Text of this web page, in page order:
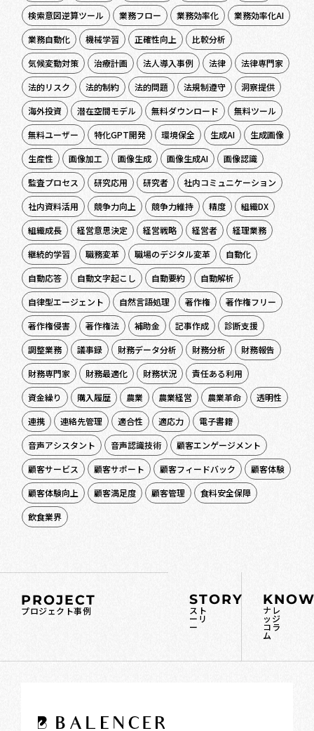
検索意図逆算ツール 業務フロー 業務効率化
業務効率化AI
業務自動化
機械学習 正確性向上
比較分析
気候変動対策
治療計画 法人導入事例 法律
法律専門家
法的リスク
法的制約 法的問題 法規制遵守
洞察提供
海外投資
潜在空間モデル 無料ダウンロード
無料ツール
無料ユーザー
特化GPT開発 環境保全 生成AI
生成画像
生産性
画像加工 画像生成 画像生成AI
画像認識
監査プロセス
研究応用 研究者
社内コミュニケーション
社内資料活用
競争力向上 競争力維持 精度
組織DX
組織成長
経営意思決定 経営戦略 経営者
経理業務
継続的学習
職務変革 職場のデジタル変革
自動化
自動応答
自動文字起こし 自動要約
自動解析
自律型エージェント
自然言語処理 著作権
著作権フリー
著作権侵害
著作権法 補助金 記事作成
診断支援
調整業務
議事録 財務データ分析 財務分析
財務報告
財務専門家
財務最適化 財務状況
責任ある利用
資金繰り
購入履歴 農業 農業経営 農業革命
透明性
連携
連絡先管理 適合性 適応力
電子書籍
音声アシスタント
音声認識技術
顧客エンゲージメント
顧客サービス
顧客サポート 顧客フィードバック
顧客体験
顧客体験向上
顧客満足度 顧客管理
食料安全保障
飲食業界
PROJECT
プロジェクト事例
STORY
スト
ーリ
ー
ナレ
ッジ
コラ
ム